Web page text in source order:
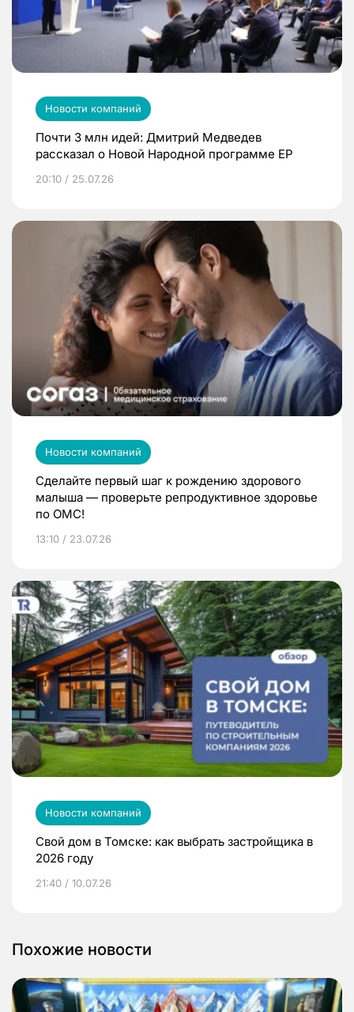
Новости компаний
Почти 3 млн идей: Дмитрий Медведев
рассказал о Новой Народной программе ЕР
20:10 / 25.07.26
Новости компаний
Сделайте первый шаг к рождению здорового
малыша — проверьте репродуктивное здоровье
по ОМС!
13:10 / 23.07.26
Новости компаний
Свой дом в Томске: как выбрать застройщика в
2026 году
21:40 / 10.07.26
Похожие новости